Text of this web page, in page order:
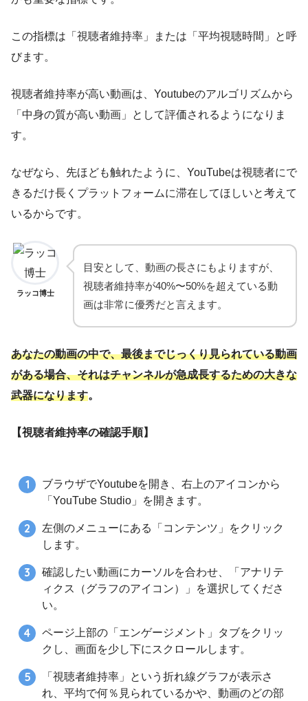
この指標は「視聴者維持率」または「平均視聴時間」と呼
びます。
視聴者維持率が高い動画は、Youtubeのアルゴリズムから
「中身の質が高い動画」として評価されるようになりま
す。
なぜなら、先ほども触れたように、YouTubeは視聴者にで
きるだけ長くプラットフォームに滞在してほしいと考えて
いるからです。
ラッコ博士
目安として、動画の長さにもよりますが、
視聴者維持率が40%〜50%を超えている動
画は非常に優秀だと言えます。
あなたの動画の中で、最後までじっくり見られている動画
がある場合、それはチャンネルが急成長するための大きな
武器になります。
【視聴者維持率の確認手順】
ブラウザでYoutubeを開き、右上のアイコンから
「YouTube Studio」を開きます。
左側のメニューにある「コンテンツ」をクリック
します。
確認したい動画にカーソルを合わせ、「アナリテ
ィクス（グラフのアイコン）」を選択してくださ
い。
ページ上部の「エンゲージメント」タブをクリッ
クし、画面を少し下にスクロールします。
「視聴者維持率」という折れ線グラフが表示さ
れ、平均で何％見られているかや、動画のどの部